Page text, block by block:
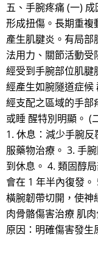
五、手腕疼痛 (一)
形成扭傷。長期重複
產生肌腱炎。有局
法用力、關節活動受
經受到手腕部位肌腱
經產生如腕隧道症候
經支配之區域的手部
或睡 醒特別明顯。 (
1. 休息：減少手腕
服藥物治療。 3. 手
到休息。 4. 類固醇
會在 1 年半內復發
橫腕韌帶切開，使神
肉骨骼傷害治療 肌
原因：明確傷害發生